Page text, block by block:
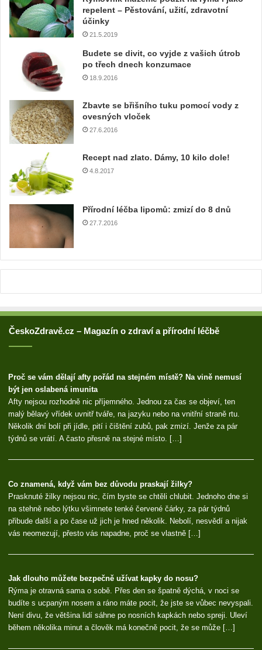
a
š
í
l
o
v
o
d
r
repelent – Pěstování, užití, zdravotní
účinky
21.5.2019
Budete se divit, co vyjde z vašich útrob
po třech dnech konzumace
18.9.2016
Zbavte se břišního tuku pomocí vody z
ovesných vloček
27.6.2016
Recept nad zlato. Dámy, 10 kilo dole!
4.8.2017
Přírodní léčba lipomů: zmizí do 8 dnů
27.7.2016
ČeskoZdravě.cz – Magazín o zdraví a přírodní léčbě
Proč se vám dělají afty pořád na stejném místě? Na vině nemusí
být jen oslabená imunita
Afty nejsou rozhodně nic příjemného. Jednou za čas se objeví, ten
malý bělavý vřídek uvnitř tváře, na jazyku nebo na vnitřní straně rtu.
Několik dní bolí při jídle, pití i čištění zubů, pak zmizí. Jenže za pár
týdnů se vrátí. A často přesně na stejné místo. […]
Co znamená, když vám bez důvodu praskají žilky?
Prasknuté žilky nejsou nic, čím byste se chtěli chlubit. Jednoho dne si
na stehně nebo lýtku všimnete tenké červené čárky, za pár týdnů
přibude další a po čase už jich je hned několik. Nebolí, nesvědí a nijak
vás neomezují, přesto vás napadne, proč se vlastně […]
Jak dlouho můžete bezpečně užívat kapky do nosu?
Rýma je otravná sama o sobě. Přes den se špatně dýchá, v noci se
budíte s ucpaným nosem a ráno máte pocit, že jste se vůbec nevyspali.
Není divu, že většina lidí sáhne po nosních kapkách nebo spreji. Uleví
během několika minut a člověk má konečně pocit, že se může […]